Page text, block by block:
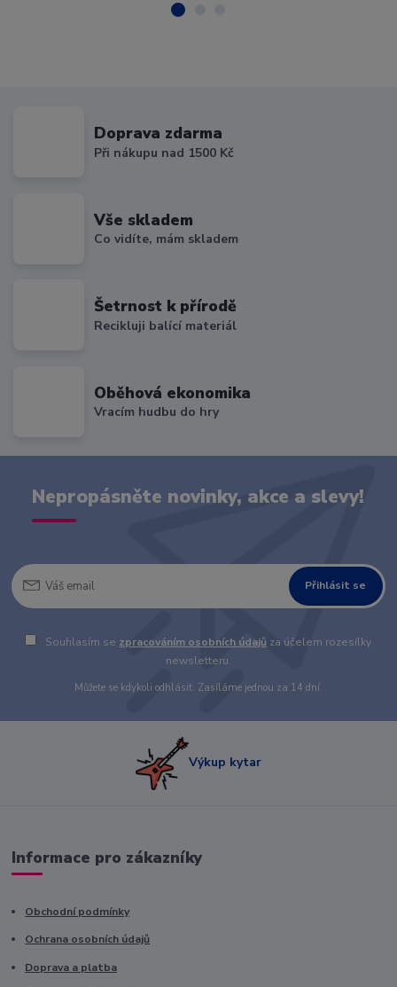
Doprava zdarma
Při nákupu nad 1500 Kč
Vše skladem
Co vidíte, mám skladem
Šetrnost k přírodě
Recikluji balící materiál
Oběhová ekonomika
Vracím hudbu do hry
Nepropásněte novinky, akce a slevy!
Přihlásit se
Souhlasím se zpracováním osobních údajů za účelem rozesílky
newsletteru.
Můžete se kdykoli odhlásit. Zasíláme jednou za 14 dní.
Výkup kytar
Informace pro zákazníky
Obchodní podmínky
Ochrana osobních údajů
Doprava a platba